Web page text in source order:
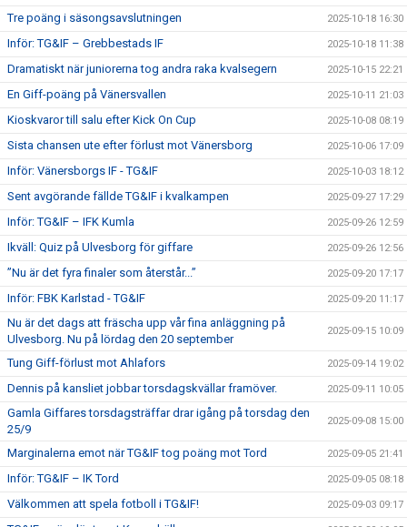
Tre poäng i säsongsavslutningen 2025-10-18 16:30
Inför: TG&IF – Grebbestads IF 2025-10-18 11:38
Dramatiskt när juniorerna tog andra raka kvalsegern 2025-10-15 22:21
En Giff-poäng på Vänersvallen 2025-10-11 21:03
Kioskvaror till salu efter Kick On Cup 2025-10-08 08:19
Sista chansen ute efter förlust mot Vänersborg 2025-10-06 17:09
Inför: Vänersborgs IF - TG&IF 2025-10-03 18:12
Sent avgörande fällde TG&IF i kvalkampen 2025-09-27 17:29
Inför: TG&IF – IFK Kumla 2025-09-26 12:59
Ikväll: Quiz på Ulvesborg för giffare 2025-09-26 12:56
”Nu är det fyra finaler som återstår...” 2025-09-20 17:17
Inför: FBK Karlstad - TG&IF 2025-09-20 11:17
Nu är det dags att fräscha upp vår fina anläggning på
Ulvesborg. Nu på lördag den 20 september
2025-09-15 10:09
Tung Giff-förlust mot Ahlafors 2025-09-14 19:02
Dennis på kansliet jobbar torsdagskvällar framöver. 2025-09-11 10:05
Gamla Giffares torsdagsträffar drar igång på torsdag den
25/9
2025-09-08 15:00
Marginalerna emot när TG&IF tog poäng mot Tord 2025-09-05 21:41
Inför: TG&IF – IK Tord 2025-09-05 08:18
Välkommen att spela fotboll i TG&IF! 2025-09-03 09:17